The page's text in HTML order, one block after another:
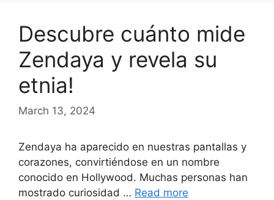
Descubre cuánto mide
Zendaya y revela su
etnia!
March 13, 2024
Zendaya ha aparecido en nuestras pantallas y
corazones, convirtiéndose en un nombre
conocido en Hollywood. Muchas personas han
mostrado curiosidad … Read more